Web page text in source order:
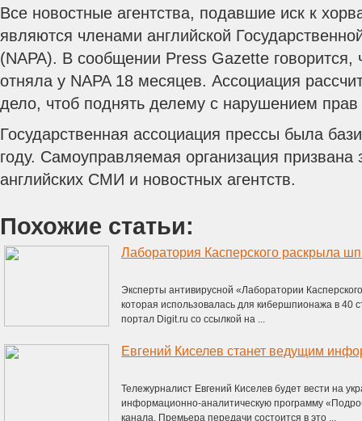
Все новостные агентства, подавшие иск к
являются членами английской
(NAPA). В сообщении Press Gazette говорится,
отняла у NAPA 18 месяцев. Ассоциация
дело, чтоб поднять делему с нарушением
Государственная ассоциация прессы была
году. Самоуправляемая организация
английских СМИ и новостных агентств.
Похожие статьи:
Лаборатория Касперского раскрыла
Эксперты антивирусной «Лаборатории
которая использовалась для кибершпионажа в
портал Digit.ru со ссылкой на ...
Тележурналист Евгений Киселев будет вести на
информационно-аналитическую программу
канала. Премьера передачи состоится в это ...